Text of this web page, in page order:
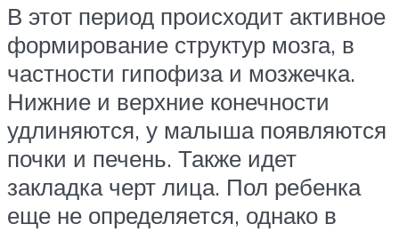
В этот период происходит активное
формирование структур мозга, в
частности гипофиза и мозжечка.
Нижние и верхние конечности
удлиняются, у малыша появляются
почки и печень. Также идет
закладка черт лица. Пол ребенка
еще не определяется, однако в